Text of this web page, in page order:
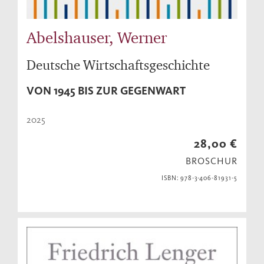
Abelshauser, Werner
Deutsche Wirtschaftsgeschichte
VON 1945 BIS ZUR GEGENWART
2025
28,00 €
BROSCHUR
ISBN: 978-3-406-81931-5